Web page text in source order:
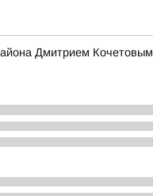
Дмитрием Кочетовым